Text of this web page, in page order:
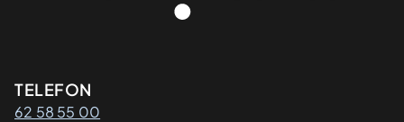
Kontaktinformasjon
TELEFON
62 58 55 00